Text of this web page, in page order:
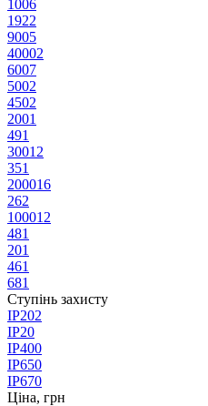
1006
1922
9005
40002
6007
5002
4502
2001
491
30012
351
200016
262
100012
481
201
461
681
Ступінь захисту
IP202
IP20
IP400
IP650
IP670
Ціна, грн